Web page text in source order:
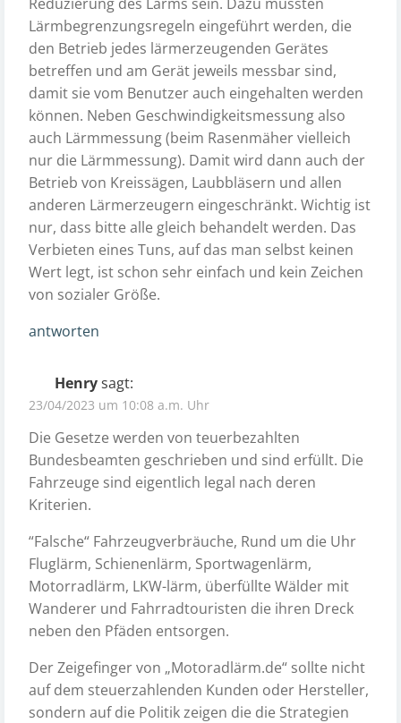
Lärmbegrenzungsregeln eingeführt werden, die
den Betrieb jedes lärmerzeugenden Gerätes
betreffen und am Gerät jeweils messbar sind,
damit sie vom Benutzer auch eingehalten werden
können. Neben Geschwindigkeitsmessung also
auch Lärmmessung (beim Rasenmäher vielleich
nur die Lärmmessung). Damit wird dann auch der
Betrieb von Kreissägen, Laubbläsern und allen
anderen Lärmerzeugern eingeschränkt. Wichtig ist
nur, dass bitte alle gleich behandelt werden. Das
Verbieten eines Tuns, auf das man selbst keinen
Wert legt, ist schon sehr einfach und kein Zeichen
von sozialer Größe.
antworten
Henrysagt:
23/04/2023 um 10:08 a.m. Uhr
Die Gesetze werden von teuerbezahlten
Bundesbeamten geschrieben und sind erfüllt. Die
Fahrzeuge sind eigentlich legal nach deren
Kriterien.
“Falsche“ Fahrzeugverbräuche, Rund um die Uhr
Fluglärm, Schienenlärm, Sportwagenlärm,
Motorradlärm, LKW-lärm, überfüllte Wälder mit
Wanderer und Fahrradtouristen die ihren Dreck
neben den Pfäden entsorgen.
Der Zeigefinger von „Motoradlärm.de“ sollte nicht
auf dem steuerzahlenden Kunden oder Hersteller,
sondern auf die Politik zeigen die die Strategien